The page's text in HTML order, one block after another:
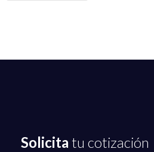
Solicita tu cotización